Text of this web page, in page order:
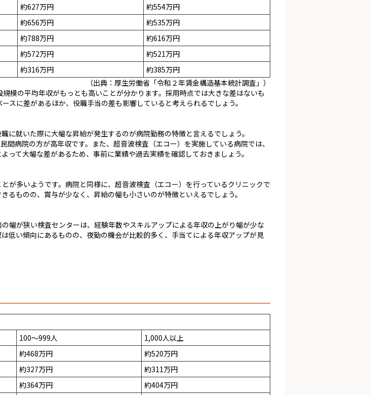
約627万円
約554万円
約656万円
約535万円
約788万円
約616万円
約572万円
約521万円
約316万円
約385万円
（出典：厚生労働省「令和２年賃金構造基本統計調査」）
模の平均年収がもっとも高いことが分かります。採用時点では大きな差はないも
スに差があるほか、役職手当の差も影響していると考えられるでしょう。
就いた際に大幅な昇給が発生するのが病院勤務の特徴と言えるでしょう。
病院の方が高年収です。また、超音波検査（エコー）を実施している病院では、
て大幅な差があるため、事前に業績や過去実績を確認しておきましょう。
が多いようです。病院と同様に、超音波検査（エコー）を行っているクリニックで
るものの、賞与が少なく、昇給の幅も小さいのが特徴といえるでしょう。
幅が狭い検査センターは、経験年数やスキルアップによる年収の上がり幅が少な
低い傾向にあるものの、夜勤の機会が比較的多く、手当てによる年収アップが見
100～999人
1,000人以上
約468万円
約520万円
約327万円
約311万円
約364万円
約404万円